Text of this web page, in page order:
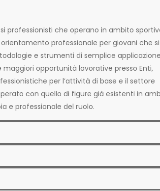
professionisti che operano in ambito
professionale per giovani che si
e strumenti di semplice
opportunità lavorative presso Enti,
per l’attività di base e il settore
con quello di figure già esistenti in
e professionale del ruolo.